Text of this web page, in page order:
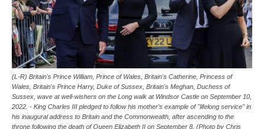
(L-R) Britain's Prince William, Prince of Wales, Britain's Catherine, Princess of
Wales, Britain's Prince Harry, Duke of Sussex, Britain's Meghan, Duchess of
Sussex, wave at well-wishers on the Long walk at Windsor Castle on September 10,
2022. - King Charles III pledged to follow his mother's example of "lifelong service" in
his inaugural address to Britain and the Commonwealth, after ascending to the
throne following the death of Queen Elizabeth II on September 8. (Photo by Chris